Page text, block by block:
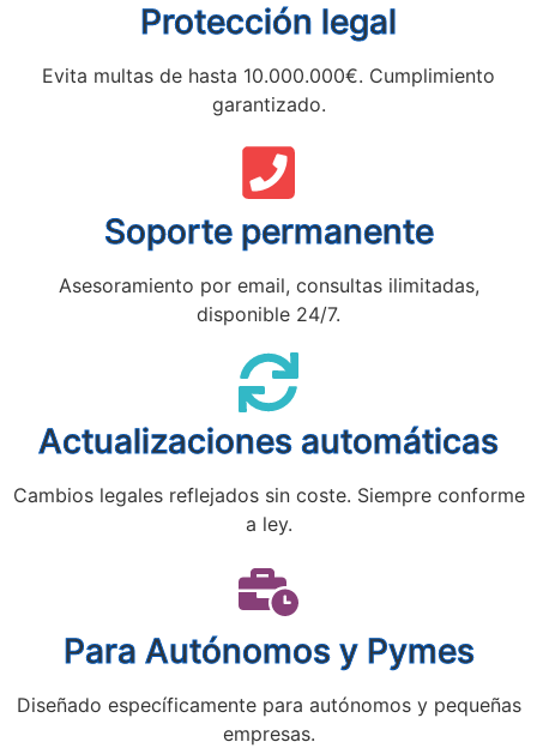
Protección legal
Evita multas de hasta 10.000.000€. Cumplimiento
garantizado.
Soporte permanente
Asesoramiento por email, consultas ilimitadas,
disponible 24/7.
Actualizaciones automáticas
Cambios legales reflejados sin coste. Siempre conforme
a ley.
Para Autónomos y Pymes
Diseñado específicamente para autónomos y pequeñas
empresas.